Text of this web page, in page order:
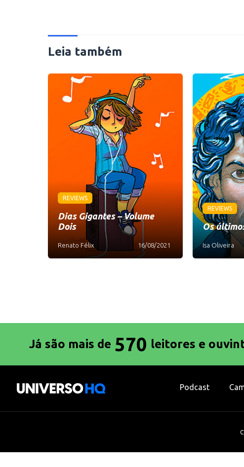
Leia também
REVIEWS
Dias Gigantes – Volume
Dois
Renato Félix 16/08/2021
REVIEWS
Os
Isa Oliveira
Já são mais de 570 leitores e
Podcast